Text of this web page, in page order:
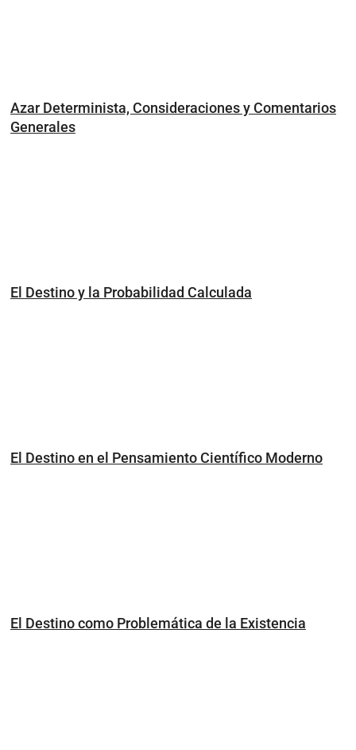
Azar Determinista, Consideraciones y Comentarios
Generales
El Destino y la Probabilidad Calculada
El Destino en el Pensamiento Científico Moderno
El Destino como Problemática de la Existencia